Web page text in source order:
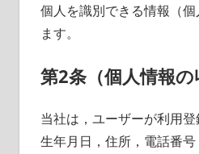
個人を識別できる情報（
ます。
第2条（個人情報の
当社は，ユーザーが利用登
生年月日，住所，電話番号